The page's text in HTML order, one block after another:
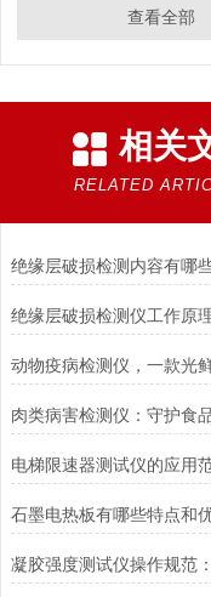
查看全部
相关
RELATED
绝缘层破损检测内容有哪
电梯限速器测试仪的应用
石墨电热板有哪些特点和